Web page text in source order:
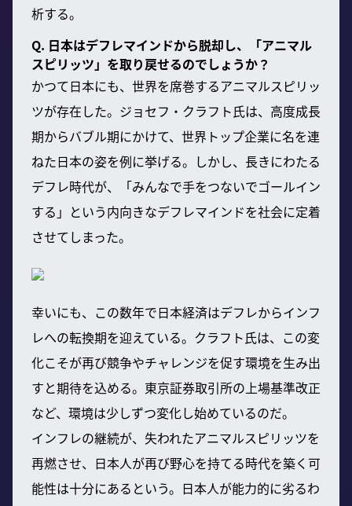
析する。
Q. 日本はデフレマインドから脱却し、「アニマル
スピリッツ」を取り戻せるのでしょうか？
かつて日本にも、世界を席巻するアニマルスピリッ
ツが存在した。ジョセフ・クラフト氏は、高度成長
期からバブル期にかけて、世界トップ企業に名を連
ねた日本の姿を例に挙げる。しかし、長きにわたる
デフレ時代が、「みんなで手をつないでゴールイン
する」という内向きなデフレマインドを社会に定着
させてしまった。
幸いにも、この数年で日本経済はデフレからインフ
レへの転換期を迎えている。クラフト氏は、この変
化こそが再び競争やチャレンジを促す環境を生み出
すと期待を込める。東京証券取引所の上場基準改正
など、環境は少しずつ変化し始めているのだ。
インフレの継続が、失われたアニマルスピリッツを
再燃させ、日本人が再び野心を持てる時代を築く可
能性は十分にあるという。日本人が能力的に劣るわ